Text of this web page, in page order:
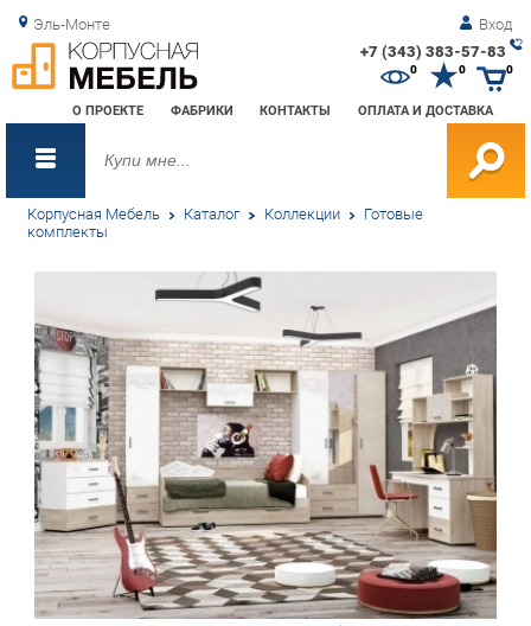
Эль-Монте Вход
+7 (343) 383-57-83
О ПРОЕКТЕ ФАБРИКИ КОНТАКТЫ ОПЛАТА И ДОСТАВКА
0 0
Корпусная Мебель Каталог Коллекции Готовые
комплекты
Добавить в избранное